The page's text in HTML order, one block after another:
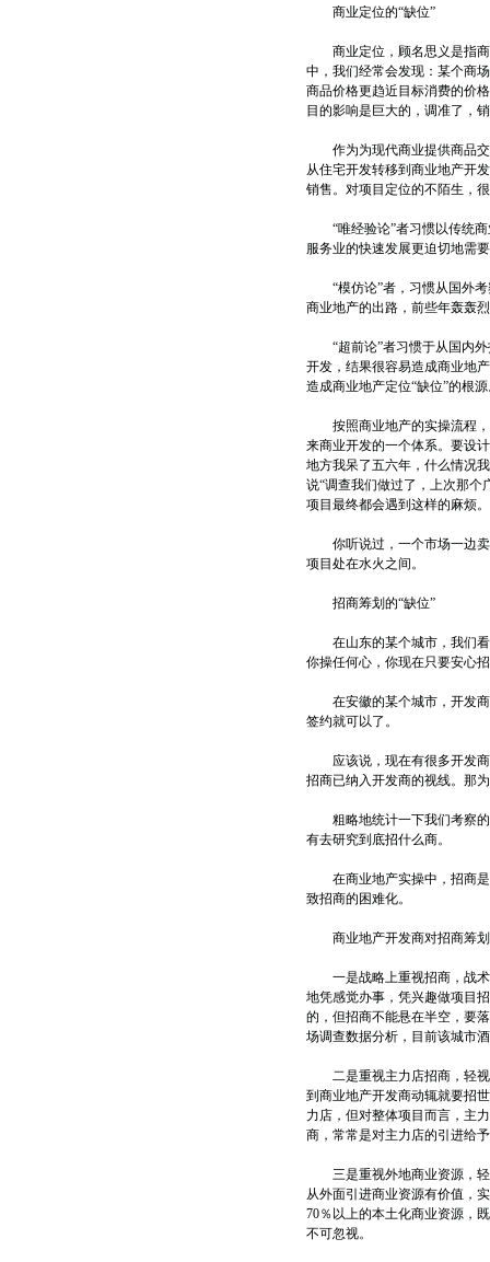
商业定位的“缺位”
商业定位，顾名思义是指商
中，我们经常会发现：某个商
商品价格更趋近目标消费的价
目的影响是巨大的，调准了，
作为为现代商业提供商品交
从住宅开发转移到商业地产开
销售。对项目定位的不陌生，
“唯经验论”者习惯以传统商
服务业的快速发展更迫切地需
“模仿论”者，习惯从国外考
商业地产的出路，前些年轰轰
“超前论”者习惯于从国内外
开发，结果很容易造成商业地
造成商业地产定位“缺位”的根
按照商业地产的实操流程，
来商业开发的一个体系。要设
地方我呆了五六年，什么情况
说“调查我们做过了，上次那
项目最终都会遇到这样的麻烦。
你听说过，一个市场一边卖
项目处在水火之间。
招商筹划的“缺位”
在山东的某个城市，我们看
你操任何心，你现在只要安心
在安徽的某个城市，开发商
签约就可以了。
应该说，现在有很多开发商
招商已纳入开发商的视线。那
粗略地统计一下我们考察的
有去研究到底招什么商。
在商业地产实操中，招商是
致招商的困难化。
商业地产开发商对招商筹划
一是战略上重视招商，战术
地凭感觉办事，凭兴趣做项目
的，但招商不能悬在半空，要
场调查数据分析，目前该城市
二是重视主力店招商，轻视
到商业地产开发商动辄就要招
力店，但对整体项目而言，主
商，常常是对主力店的引进给
三是重视外地商业资源，轻
从外面引进商业资源有价值，
70％以上的本土化商业资源，
不可忽视。